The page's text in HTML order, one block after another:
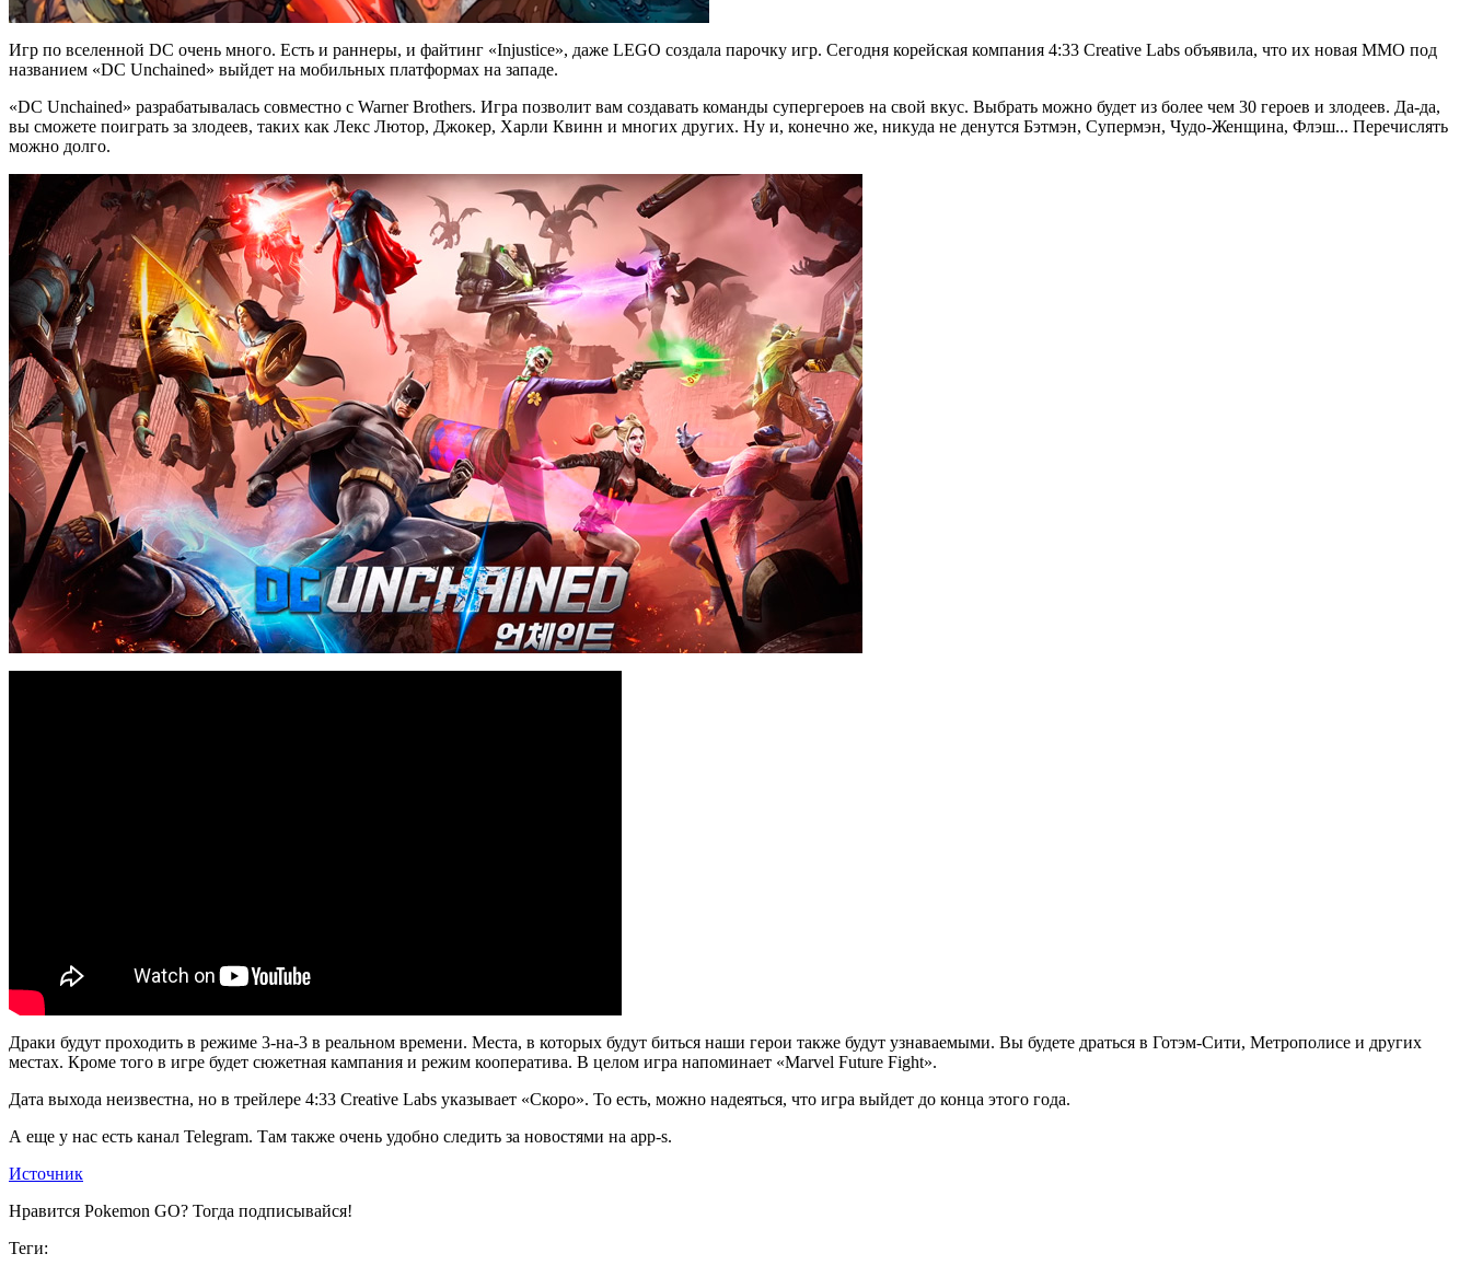
Игр по вселенной DC очень много. Есть и раннеры, и файтинг «Injustice», даже LEGO создала парочку игр. Сегодня корейская компания 4:33 Creative Labs объявила, что их новая MMO под
названием «DC Unchained» выйдет на мобильных платформах на западе.
«DC Unchained» разрабатывалась совместно с Warner Brothers. Игра позволит вам создавать команды супергероев на свой вкус. Выбрать можно будет из более чем 30 героев и злодеев. Да-да,
вы сможете поиграть за злодеев, таких как Лекс Лютор, Джокер, Харли Квинн и многих других. Ну и, конечно же, никуда не денутся Бэтмэн, Супермэн, Чудо-Женщина, Флэш... Перечислять
можно долго.
Драки будут проходить в режиме 3-на-3 в реальном времени. Места, в которых будут биться наши герои также будут узнаваемыми. Вы будете драться в Готэм-Сити, Метрополисе и других
местах. Кроме того в игре будет сюжетная кампания и режим кооператива. В целом игра напоминает «Marvel Future Fight».
Дата выхода неизвестна, но в трейлере 4:33 Creative Labs указывает «Скоро». То есть, можно надеяться, что игра выйдет до конца этого года.
А еще у нас есть канал Telegram. Там также очень удобно следить за новостями на app-s.
Источник
Нравится Pokemon GO? Тогда подписывайся!
Теги: